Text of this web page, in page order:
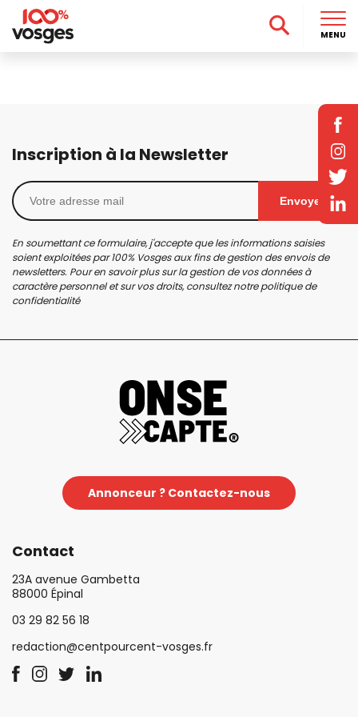
Inscription à la Newsletter
Envoyer
En soumettant ce formulaire, j'accepte que les informations saisies
soient exploitées par 100% Vosges aux fins de gestion des envois de
newsletters. Pour en savoir plus sur la gestion de vos données à
caractère personnel et sur vos droits, consultez notrepolitique de
confidentialité
Annonceur ? Contactez-nous
Contact
23A avenue Gambetta
88000 Épinal
03 29 82 56 18
redaction@centpourcent-vosges.fr
MENU